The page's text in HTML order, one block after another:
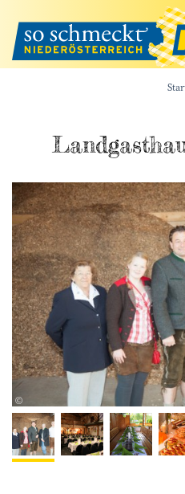
©Ing. Martin Stadler - artpics.at